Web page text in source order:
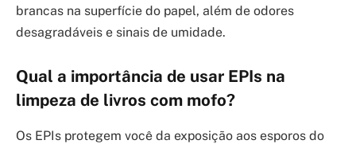
brancas na superfície do papel, além de odores
desagradáveis e sinais de umidade.
Qual a importância de usar EPIs na
limpeza de livros com mofo?
Os EPIs protegem você da exposição aos esporos do